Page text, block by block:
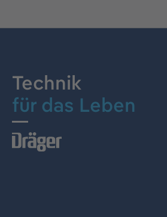
Technik
für das Leben